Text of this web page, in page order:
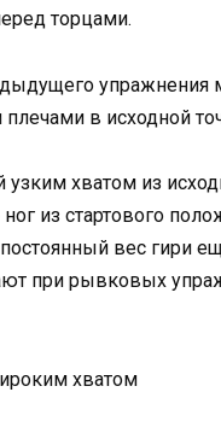
торцами.
упражнения
в исходной
хватом из
из стартового
вес гири
при рывковых